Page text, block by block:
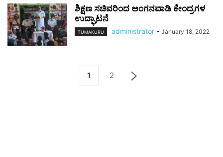
ಶಿಕ್ಷಣ ಸಚಿವರಿಂದ ಅಂಗನವಾಡಿ ಕೇಂದ್ರಗಳ
ಉದ್ಘಾಟನೆ
TUMAKURU administrator - January 18, 2022
1 2